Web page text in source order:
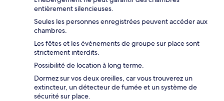
entièrement silencieuses.
Seules les personnes enregistrées peuvent accéder aux
chambres.
Les fêtes et les événements de groupe sur place sont
strictement interdits.
Possibilité de location à long terme.
Dormez sur vos deux oreilles, car vous trouverez un
extincteur, un détecteur de fumée et un système de
sécurité sur place.